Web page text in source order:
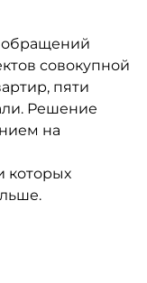
обращений
совокупной
пяти
Решение
на
которых